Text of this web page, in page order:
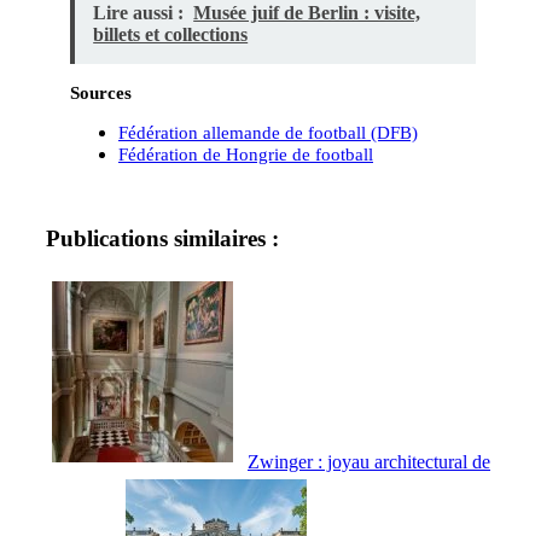
Lire aussi : Musée juif de Berlin : visite,
billets et collections
Sources
Fédération allemande de football (DFB)
Fédération de Hongrie de football
Publications similaires :
Zwinger : joyau architectural de